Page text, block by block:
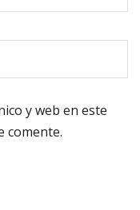
y web en este
comente.